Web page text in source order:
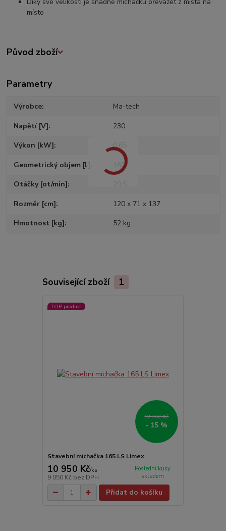
Díky své velikosti je snadné míchačku převážet z místa na
místo
Původ zboží
Parametry
Výrobce Ma-tech
Napětí [V] 230
Výkon [kW] 0,65
Geometrický objem [l] 160
Otáčky [ot/min]
Rozměr [cm] 120 x 71 x 137
Hmotnost [kg] 52 kg
Související zboží 1
TOP produkt
12 882 Kč
- 15 %
Stavební míchačka 165 LS Limex
10 950 Kč/ks
9 050 Kč bez DPH
Poslední kusy
skladem
Přidat do košíku